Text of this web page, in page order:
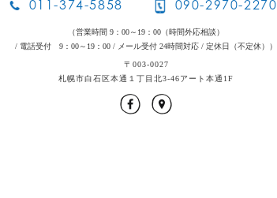
011-374-5858 090-2970-2270
（営業時間 9：00～19：00（時間外応相談）
/ 電話受付 9：00～19：00 / メール受付 24時間対応 / 定休日（不定休））
〒003-0027
札幌市白石区本通１丁目北3-46アート本通1F